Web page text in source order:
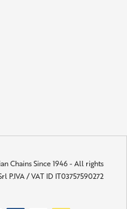
Chains Since 1946 - All rights
P.IVA / VAT ID IT03757590272